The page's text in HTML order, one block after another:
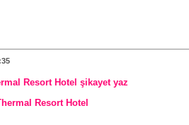
Resort Hotel şikayet yaz
Resort Hotel